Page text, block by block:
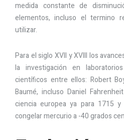
medida constante de
elementos, incluso el termino
utilizar.
Para el siglo XVII y XVIII los
la investigación en
científicos entre ellos: Robert
Baumé, incluso Daniel
ciencia europea ya para 1715
congelar mercurio a -40 grados